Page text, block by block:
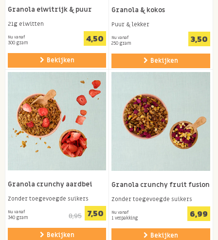
Granola eiwitrijk & puur
21g eiwitten
Nu vanaf
300 gram 4,50
Bekijken
Granola & kokos
Puur & lekker
Nu vanaf
250 gram 3,50
Bekijken
Granola crunchy aardbei
Zonder toegevoegde suikers
Nu vanaf
340 gram 8,95 7,50
Bekijken
Granola crunchy fruit fusion
Zonder toegevoegde suikers
Nu vanaf
1 verpakking 6,99
Bekijken